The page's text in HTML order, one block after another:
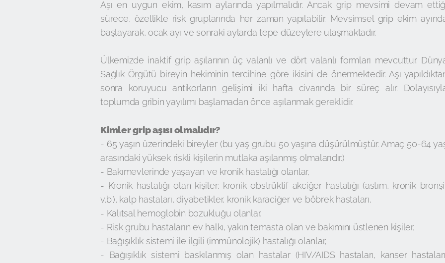
Aşı en uygun ekim, kasım aylarında yapılmalıdır. Ancak grip mevsimi devam
sürece, özellikle risk gruplarında her zaman yapılabilir. Mevsimsel grip ekim
başlayarak, ocak ayı ve sonraki aylarda tepe düzeylere ulaşmaktadır.
Ülkemizde inaktif grip aşılarının üç valanlı ve dört valanlı formları mevcuttur.
Sağlık Örgütü bireyin hekiminin tercihine göre ikisini de önermektedir. Aşı
sonra koruyucu antikorların gelişimi iki hafta civarında bir süreç alır.
toplumda gribin yayılımı başlamadan önce aşılanmak gereklidir.
Kimler grip aşısı olmalıdır?
- 65 yaşın üzerindeki bireyler (bu yaş grubu 50 yaşına düşürülmüştür. Amaç 50-64
arasındaki yüksek riskli kişilerin mutlaka aşılanmış olmalarıdır.)
- Bakımevlerinde yaşayan ve kronik hastalığı olanlar,
- Kronik hastalığı olan kişiler; kronik obstrüktif akciğer hastalığı (astım, kronik
v.b.), kalp hastaları, diyabetikler, kronik karaciğer ve böbrek hastaları,
- Kalıtsal hemoglobin bozukluğu olanlar,
- Risk grubu hastaların ev halkı, yakın temasta olan ve bakımını üstlenen kişiler,
- Bağışıklık sistemi ile ilgili (immünolojik) hastalığı olanlar,
- Bağışıklık sistemi baskılanmış olan hastalar (HIV/AIDS hastaları, kanser